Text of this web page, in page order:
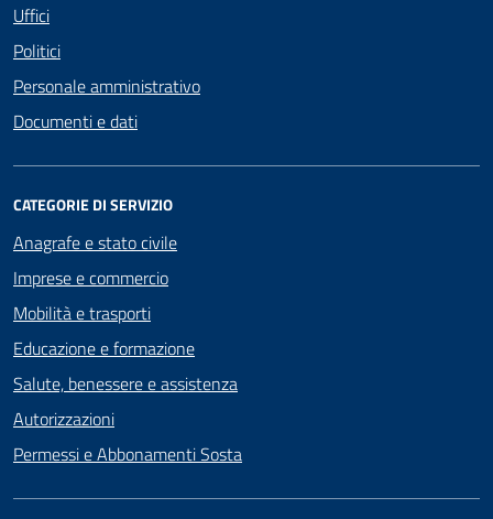
Uffici
Politici
Personale amministrativo
Documenti e dati
CATEGORIE DI SERVIZIO
Anagrafe e stato civile
Imprese e commercio
Mobilità e trasporti
Educazione e formazione
Salute, benessere e assistenza
Autorizzazioni
Permessi e Abbonamenti Sosta